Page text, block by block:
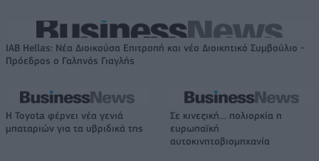
IAB Hellas: Νέα Διοικούσα Επιτροπή και νέο Διοικητικό Συμβούλιο -
Πρόεδρος ο Γαληνός Γιαγλής
Η Toyota φέρνει νέα γενιά
μπαταριών για τα υβριδικά της
Σε κινεζική… πολιορκία η
ευρωπαϊκή
αυτοκινητοβιομηχανία